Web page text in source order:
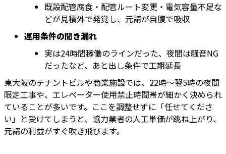
既設配管腐食・配管ルート変更・電気容量不足な
どが見積外で発覚し、元請が自腹で吸収
運用条件の聞き漏れ
実は24時間稼働のラインだった、夜間は騒音NG
だったなど、あと出し条件で工期延長
東大阪のテナントビルや商業施設では、22時〜翌5時の夜間
限定工事や、エレベーター使用禁止時間帯が細かく決められ
ていることが多いです。ここを調整せずに「任せてくださ
い」と受けてしまうと、協力業者の人工単価が跳ね上がり、
元請の利益がすぐ吹き飛びます。